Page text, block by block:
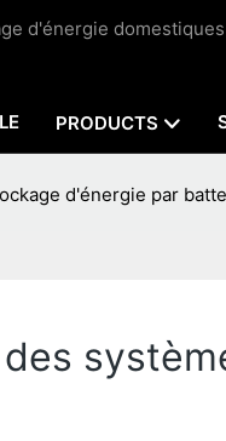
d'énergie
PRODUCTS
d'énergie par